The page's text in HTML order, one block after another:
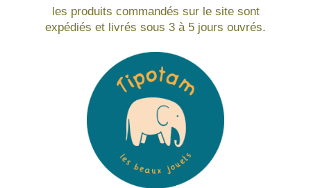
les produits commandés sur le site sont
expédiés et livrés sous 3 à 5 jours ouvrés.